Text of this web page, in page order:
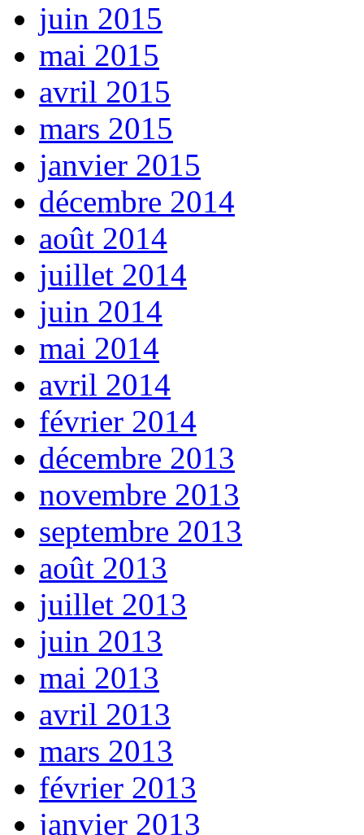
juin 2015
mai 2015
avril 2015
mars 2015
janvier 2015
décembre 2014
août 2014
juillet 2014
juin 2014
mai 2014
avril 2014
février 2014
décembre 2013
novembre 2013
septembre 2013
août 2013
juillet 2013
juin 2013
mai 2013
avril 2013
mars 2013
février 2013
janvier 2013